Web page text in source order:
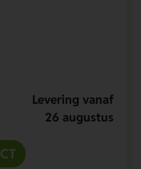
Levering vanaf
26 augustus